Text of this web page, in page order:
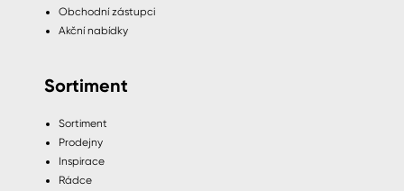
Obchodní zástupci
Akční nabídky
Sortiment
Sortiment
Prodejny
Inspirace
Rádce